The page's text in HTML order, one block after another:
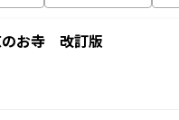
お寺 改訂版